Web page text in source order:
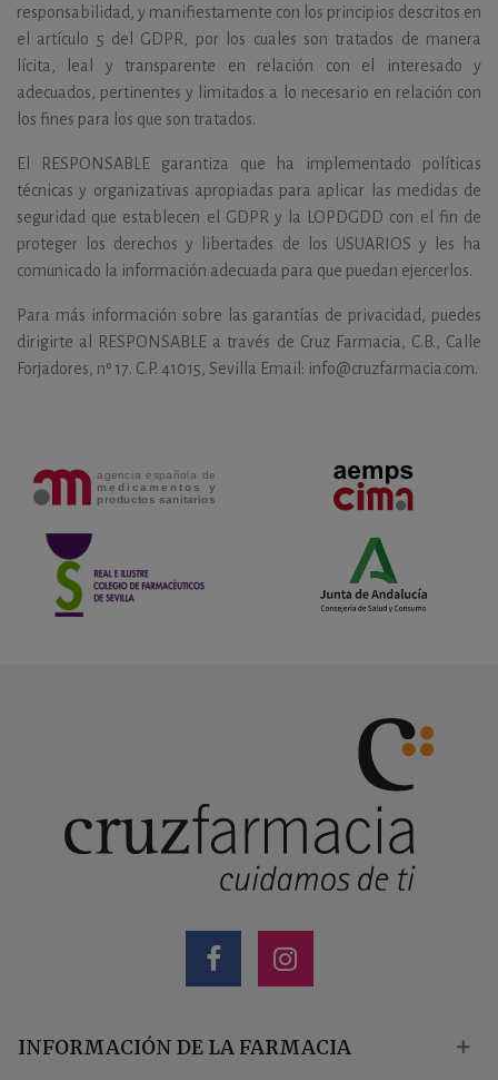
responsabilidad, y manifiestamente con los principios descritos en
el artículo 5 del GDPR, por los cuales son tratados de manera
lícita, leal y transparente en relación con el interesado y
adecuados, pertinentes y limitados a lo necesario en relación con
los fines para los que son tratados.
El RESPONSABLE garantiza que ha implementado políticas
técnicas y organizativas apropiadas para aplicar las medidas de
seguridad que establecen el GDPR y la LOPDGDD con el fin de
proteger los derechos y libertades de los USUARIOS y les ha
comunicado la información adecuada para que puedan ejercerlos.
Para más información sobre las garantías de privacidad, puedes
dirigirte al RESPONSABLE a través de Cruz Farmacia, C.B., Calle
Forjadores, nº 17. C.P. 41015, Sevilla Email: info@cruzfarmacia.com.
INFORMACIÓN DE LA FARMACIA